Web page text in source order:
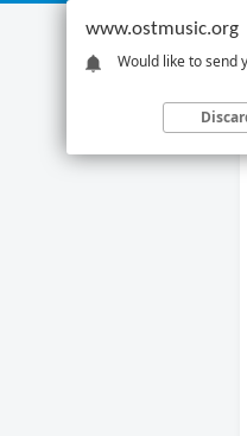
www.ostmusic.org
Would like to send